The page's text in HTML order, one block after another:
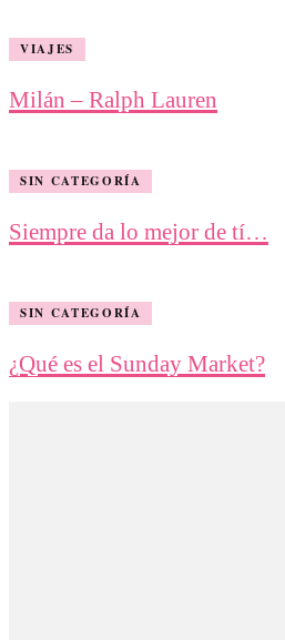
VIAJES
Milán – Ralph Lauren
SIN CATEGORÍA
Siempre da lo mejor de tí…
SIN CATEGORÍA
¿Qué es el Sunday Market?